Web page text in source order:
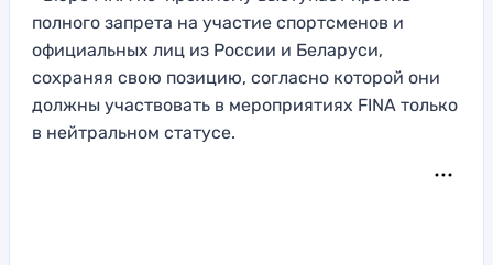
полного запрета на участие спортсменов и
официальных лиц из России и Беларуси,
сохраняя свою позицию, согласно которой они
должны участвовать в мероприятиях FINA только
в нейтральном статусе.